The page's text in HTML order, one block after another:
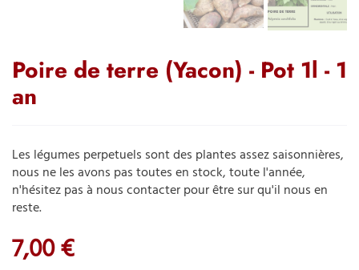
Poire de terre (Yacon) - Pot 1l - 1
an
Les légumes perpetuels sont des plantes assez saisonnières,
nous ne les avons pas toutes en stock, toute l'année,
n'hésitez pas à nous contacter pour être sur qu'il nous en
reste.
7,00 €